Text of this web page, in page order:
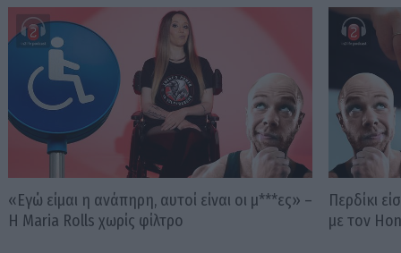
«Εγώ είμαι η ανάπηρη, αυτοί είναι οι μ***ες» –
Η Maria Rolls χωρίς φίλτρο
Περδίκι
με τον